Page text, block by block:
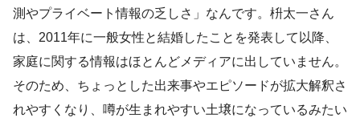
測やプライベート情報の乏しさ」なんです。枡太一さん
は、2011年に一般女性と結婚したことを発表して以降、
家庭に関する情報はほとんどメディアに出していません。
そのため、ちょっとした出来事やエピソードが拡大解釈さ
れやすくなり、噂が生まれやすい土壌になっているみたい